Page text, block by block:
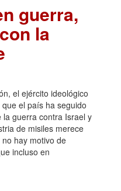
guerra,
la
el ejército ideológico
el país ha seguido
guerra contra Israel y
de misiles merece
hay motivo de
incluso en